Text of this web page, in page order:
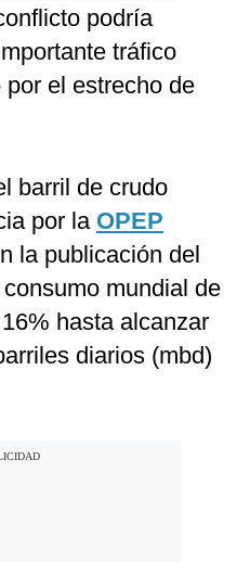
podría
tráfico
el estrecho de
barril de crudo
por la OPEP
la publicación del
mundial de
hasta alcanzar
diarios (mbd)